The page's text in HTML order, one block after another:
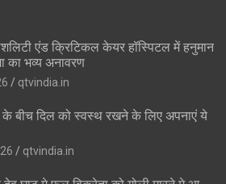
एंड क्रिटिकल केयर हॉस्पिटल में हनुमान
का भव्य अनावरण
qtvindia.in
के बीच दिल को स्वस्थ रखने के लिए अपनाएं ये
qtvindia.in